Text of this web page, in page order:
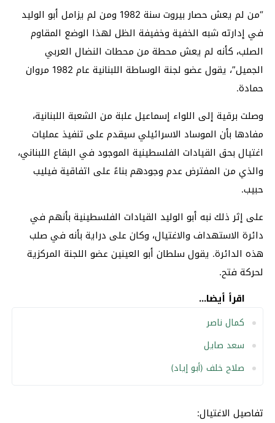
“من لم يعش حصار بيروت سنة 1982 ومن لم يزامل أبو الوليد
في إدارته شبه الخفية وخفيفة الظل لهذا الوضع المقاوم
الصلب، كأنه لم يعش محطة من محطات النضال العربي
الجميل”، يقول عضو لجنة الوساطة اللبنانية عام 1982 مروان
حمادة.
وصلت برقية إلى اللواء إسماعيل علبة من الشعبة اللبنانية،
مفادها بأن الموساد الاسرائيلي سيقدم على تنفيذ عمليات
اغتيال بحق القيادات الفلسطينية الموجود في البقاع اللبناني،
والذي من المفترض عدم وجودهم بناءً على اتفاقية فيليب
حبيب.
على إثر ذلك نبه أبو الوليد القيادات الفلسطينية بأنهم في
دائرة الاستهداف والاغتيال، وكان على دراية بأنه في صلب
هذه الدائرة. يقول سلطان أبو العينين عضو اللجنة المركزية
لحركة فتح.
اقرأ أيضا...
كمال ناصر
سعد صايل
صلاح خلف (أبو إياد)
تفاصيل الاغتيال: